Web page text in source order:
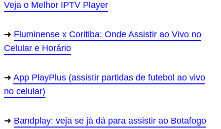
Veja o Melhor IPTV Player
Fluminense x Coritiba: Onde Assistir ao Vivo no
Celular e Horário
App PlayPlus (assistir partidas de futebol ao vivo
no celular)
Bandplay: veja se já dá para assistir ao Botafogo